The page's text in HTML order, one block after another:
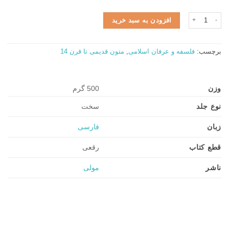
ترجمه کتاب مواقف و مخاطبات عدد
افزودن به سبد خرید
برچسب: فلسفه و عرفان اسلامی, متون قدیمی تا قرن 14
وزن 500 گرم
نوع جلد سخت
زبان فارسی
قطع کتاب رقعی
ناشر مولی